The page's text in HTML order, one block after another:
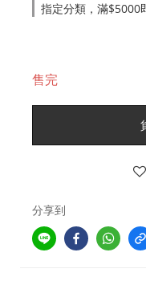
指定分類，滿$5000
售完
分享到